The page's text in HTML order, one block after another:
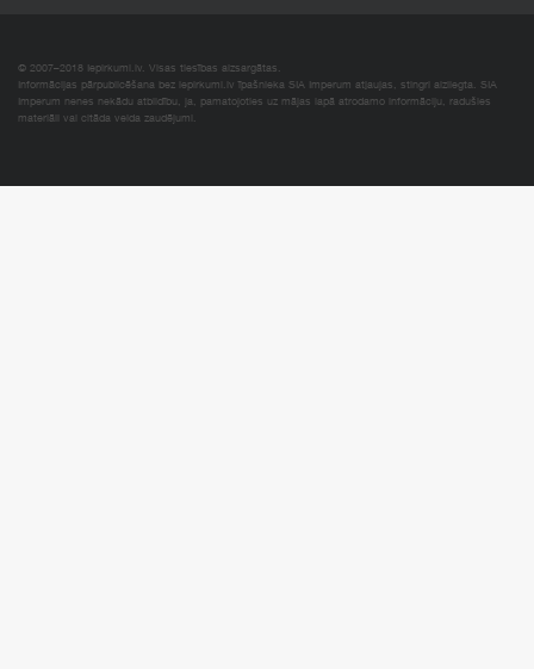
© 2007–2018 Iepirkumi.lv. Visas tiesības aizsargātas.
Informācijas pārpublicēšana bez iepirkumi.lv īpašnieka SIA Imperum atļaujas, stingri aizliegta. SIA
Imperum nenes nekādu atbildību, ja, pamatojoties uz mājas lapā atrodamo informāciju, radušies
materiāli vai citāda veida zaudējumi.